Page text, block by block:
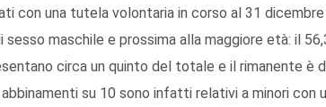
con una tutela volontaria in corso al 31
sesso maschile e prossima alla maggiore età: il
circa un quinto del totale e il rimanente è
su 10 sono infatti relativi a minori con